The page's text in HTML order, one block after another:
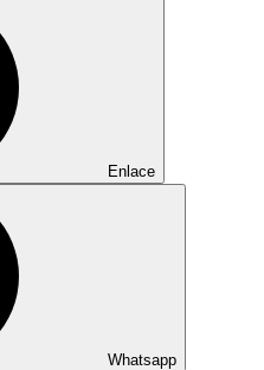
Enlace
Whatsapp